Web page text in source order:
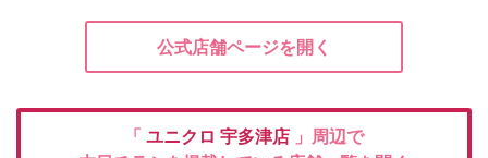
公式店舗ページを開く
「 ユニクロ 宇多津店 」周辺で